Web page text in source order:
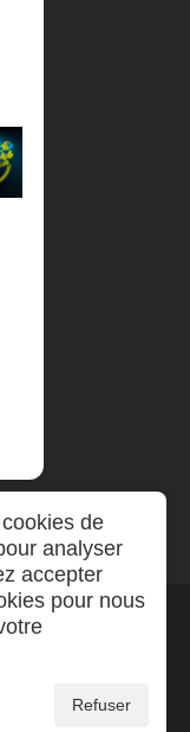
de
analyser
accepter
pour nous
Refuser